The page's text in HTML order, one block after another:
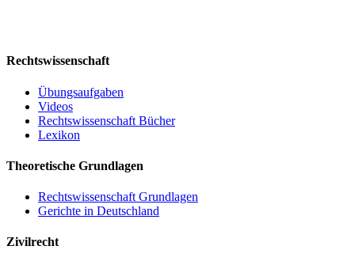
Rechtswissenschaft
Übungsaufgaben
Videos
Rechtswissenschaft Bücher
Lexikon
Theoretische Grundlagen
Rechtswissenschaft Grundlagen
Gerichte in Deutschland
Zivilrecht